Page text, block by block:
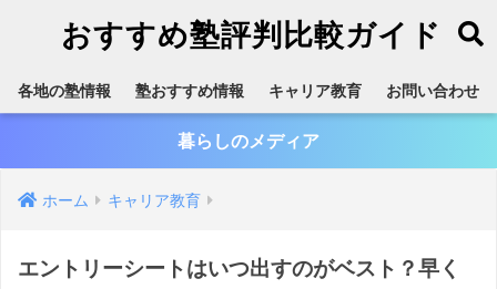
おすすめ塾評判比較ガイド
各地の塾情報 塾おすすめ情報 キャリア教育 お問い合わせ
暮らしのメディア
ホーム キャリア教育
エントリーシートはいつ出すのがベスト？早く